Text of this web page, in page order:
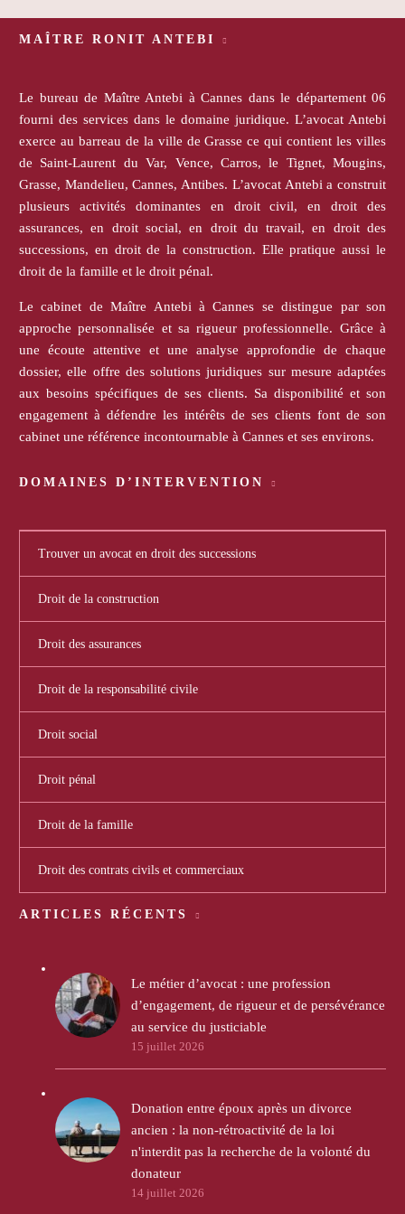
MAÎTRE RONIT ANTEBI
Le bureau de Maître Antebi à Cannes dans le département 06
fourni des services dans le domaine juridique. L’avocat Antebi
exerce au barreau de la ville de Grasse ce qui contient les villes
de Saint-Laurent du Var, Vence, Carros, le Tignet, Mougins,
Grasse, Mandelieu, Cannes, Antibes. L’avocat Antebi a construit
plusieurs activités dominantes en droit civil, en droit des
assurances, en droit social, en droit du travail, en droit des
successions, en droit de la construction. Elle pratique aussi le
droit de la famille et le droit pénal.
Le cabinet de Maître Antebi à Cannes se distingue par son
approche personnalisée et sa rigueur professionnelle. Grâce à
une écoute attentive et une analyse approfondie de chaque
dossier, elle offre des solutions juridiques sur mesure adaptées
aux besoins spécifiques de ses clients. Sa disponibilité et son
engagement à défendre les intérêts de ses clients font de son
cabinet une référence incontournable à Cannes et ses environs.
DOMAINES D’INTERVENTION
Trouver un avocat en droit des successions
Droit de la construction
Droit des assurances
Droit de la responsabilité civile
Droit social
Droit pénal
Droit de la famille
Droit des contrats civils et commerciaux
ARTICLES RÉCENTS
Le métier d’avocat : une profession
d’engagement, de rigueur et de persévérance
au service du justiciable
15 juillet 2026
Donation entre époux après un divorce
ancien : la non-rétroactivité de la loi
n'interdit pas la recherche de la volonté du
donateur
14 juillet 2026